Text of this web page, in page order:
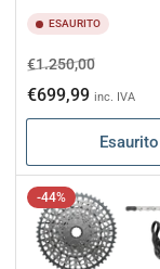
ESAURITO
Prezzo
di
listino
€1.250,00Prezzo
scontato
€699,99 inc. IVA
Esaurito
-44%